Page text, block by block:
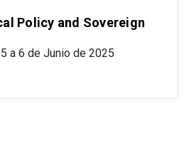
Policy and Sovereign
a 6 de Junio de 2025